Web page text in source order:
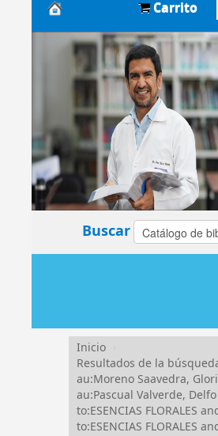
Biblioteca
Central
EsSalud
Carrito
Buscar
Inicio
Resultados de la
au:Moreno Saavedra,
au:Pascual Valverde,
to:ESENCIAS FLORALES
to:ESENCIAS FLORALES